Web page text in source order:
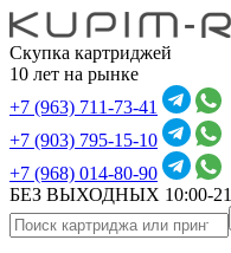
Скупка картриджей
10 лет на рынке
+7 (963) 711-73-41
+7 (903) 795-15-10
+7 (968) 014-80-90
БЕЗ ВЫХОДНЫХ 10:00-